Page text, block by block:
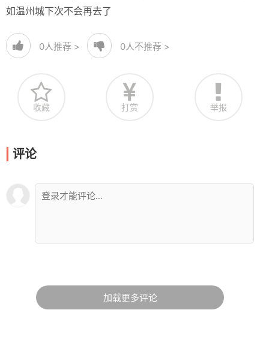
如温州城下次不会再去了
0人推荐 > 0人不推荐 >
收藏 打赏 举报
评论
加载更多评论